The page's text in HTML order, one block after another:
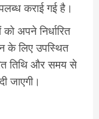
कराई गई है।
अपने निर्धारित
के लिए उपस्थित
तिथि और समय से
जाएगी।